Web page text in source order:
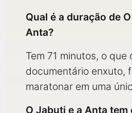
Qual é a duração de
Anta?
Tem 71 minutos, o que
documentário enxuto,
maratonar em uma
O Jabuti e a Anta tem